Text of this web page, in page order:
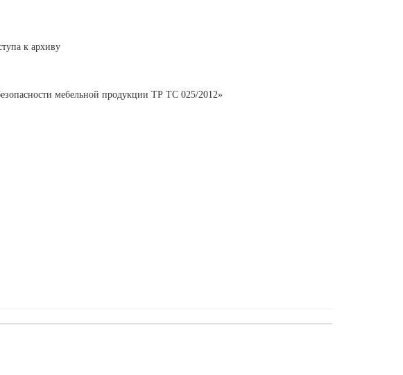
к архиву
мебельной продукции ТР ТС 025/2012»